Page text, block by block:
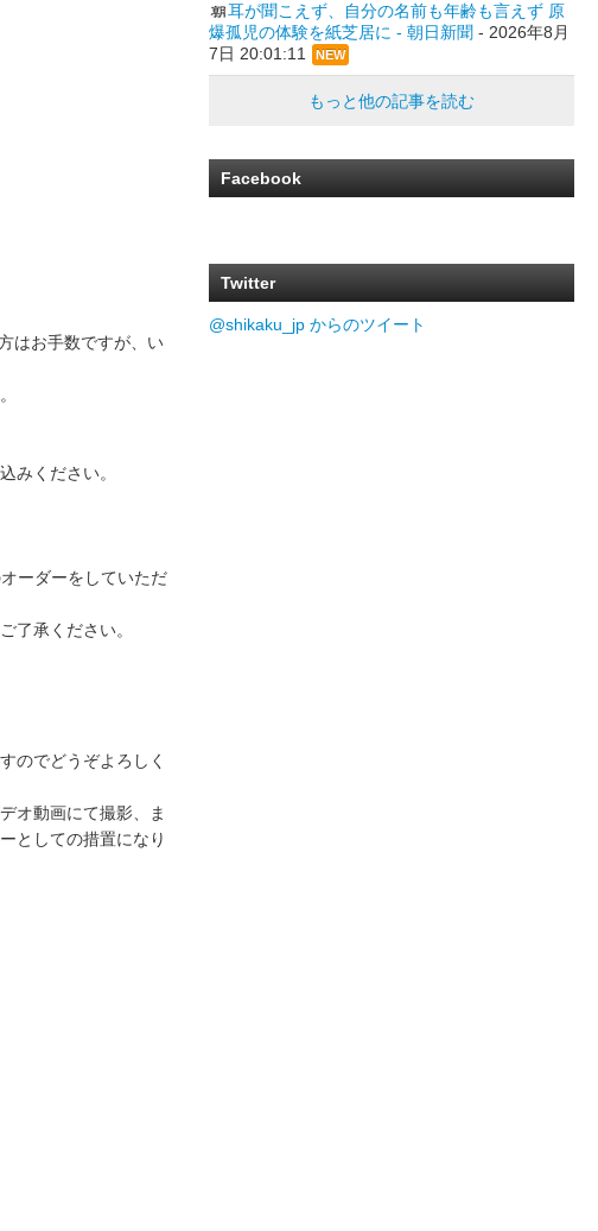
はお手数ですが、い
みください。
ーダーをしていただ
了承ください。
のでどうぞよろしく
オ動画にて撮影、ま
としての措置になり
耳が聞こえず、自分の名前も年齢も言えず 原
爆孤児の体験を紙芝居に - 朝日新聞 - 2026年8月
7日 20:01:11
NEW
もっと他の記事を読む
Facebook
Twitter
@shikaku_jp からのツイート